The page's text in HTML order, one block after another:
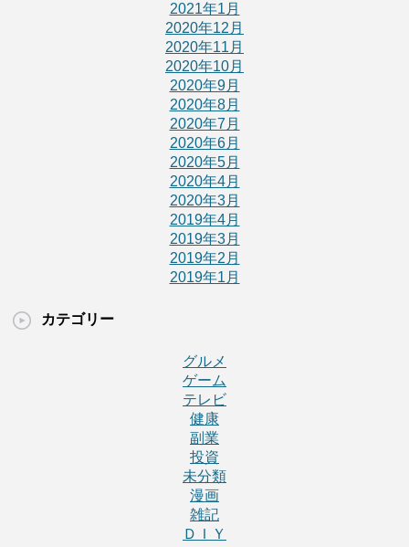
2021年1月
2020年12月
2020年11月
2020年10月
2020年9月
2020年8月
2020年7月
2020年6月
2020年5月
2020年4月
2020年3月
2019年4月
2019年3月
2019年2月
2019年1月
カテゴリー
グルメ
ゲーム
テレビ
健康
副業
投資
未分類
漫画
雑記
ＤＩＹ